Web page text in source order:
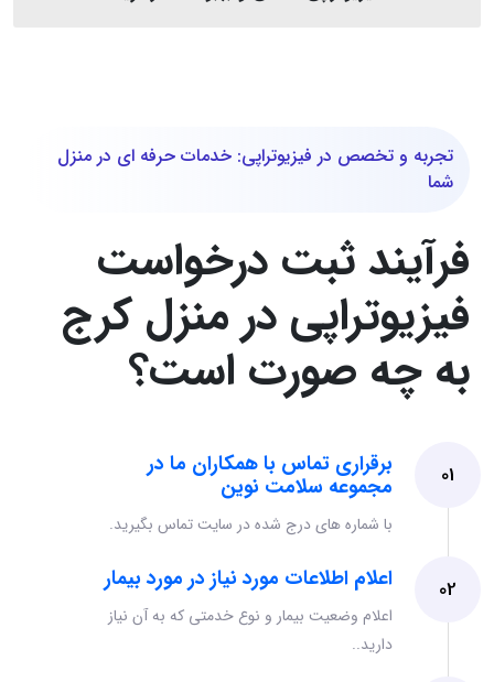
تجربه و تخصص در فیزیوتراپی: خدمات حرفه‌ ای در منزل
شما
فرآیند ثبت درخواست
فیزیوتراپی در منزل کرج
به چه صورت است؟
01 برقراری تماس با همکاران ما در
مجموعه سلامت نوین
با شماره های درج شده در سایت تماس بگیرید.
02 اعلام اطلاعات مورد نیاز در مورد بیمار
اعلام وضعیت بیمار و نوع خدمتی که به آن نیاز
دارید..